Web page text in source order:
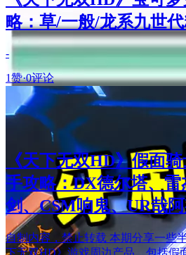
略：草/一般/龙系九世
-
1赞·0评论
《天下无双HD》假面
手攻略：DX德尔塔、
剑、CSM响鬼、UR哉
自制内容，禁止转载 本期分享一些
下无双HD》游戏周边产品，包括假